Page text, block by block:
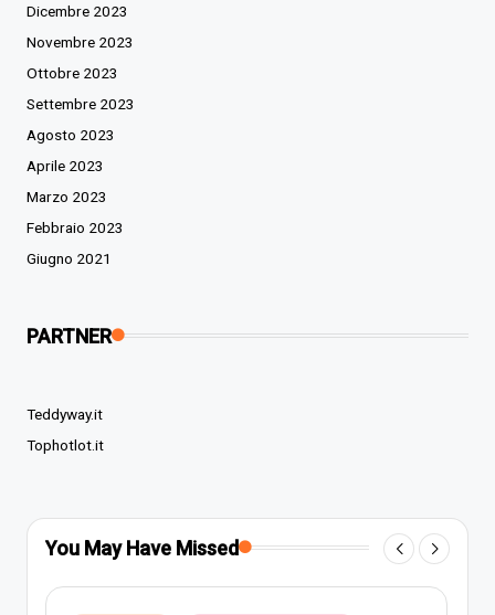
Dicembre 2023
Novembre 2023
Ottobre 2023
Settembre 2023
Agosto 2023
Aprile 2023
Marzo 2023
Febbraio 2023
Giugno 2021
PARTNER
Teddyway.it
Tophotlot.it
You May Have Missed